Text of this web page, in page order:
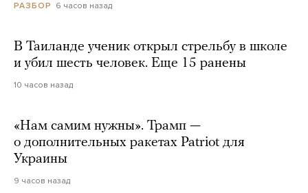
РАЗБОР 6 часов назад
В Таиланде ученик открыл стрельбу в школе
и убил шесть человек. Еще 15 ранены
10 часов назад
«Нам самим нужны». Трамп —
о дополнительных ракетах Patriot для
Украины
9 часов назад